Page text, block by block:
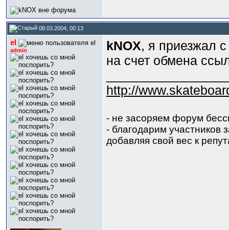
08.03.2004, 00:13
el
admin kNOX, я приезжал
на счет обмена
http://
- не засоряем форум
- благодарим участников
добавляя свой вес к